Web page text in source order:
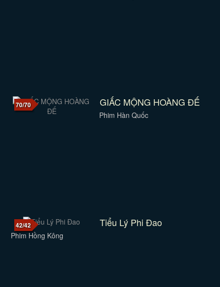
70/70 GIẤC MỘNG HOÀNG ĐẾ
Phim Hàn Quốc
42/42 Tiểu Lý Phi Đao
Phim Hồng Kông